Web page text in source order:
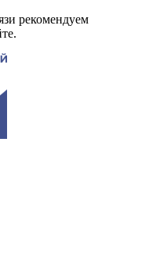
рекомендуем